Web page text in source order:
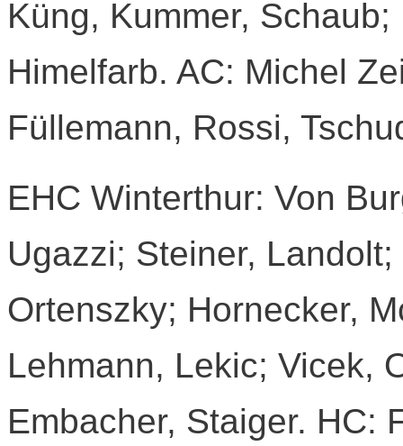
Küng, Kummer,
Himelfarb. AC: Michel
Füllemann, Rossi,
EHC Winterthur: Von
Ugazzi; Steiner,
Ortenszky; Hornecker,
Lehmann, Lekic; Vicek,
Embacher, Staiger. HC: